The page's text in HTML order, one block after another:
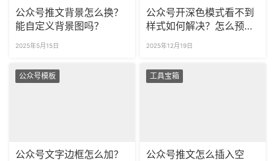
公众号推文背景怎么换？
能自定义背景图吗？
2025年5月15日
公众号开深色模式看不到
样式如何解决？怎么预览
2025年12月19日
公众号模板
公众号文字边框怎么加？
工具宝箱
公众号推文怎么插入空